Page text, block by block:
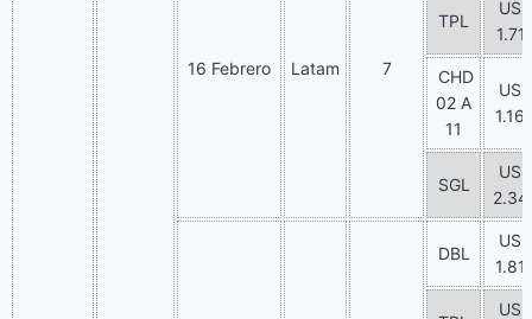
16 Febrero Latam 7
TPL
USD
CHD
02 A
11
USD
SGL
USD
DBL
USD
USD